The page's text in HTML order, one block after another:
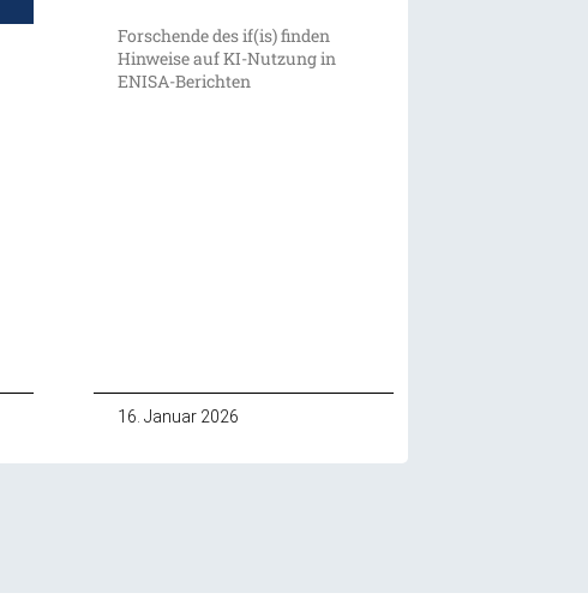
Forschende des if(is) finden
Hinweise auf KI-Nutzung in
ENISA-Berichten
16. Januar 2026